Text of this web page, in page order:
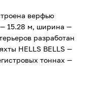
верфью
— 15.28 м, ширина —
разработан
HELLS BELLS —
тоннах —